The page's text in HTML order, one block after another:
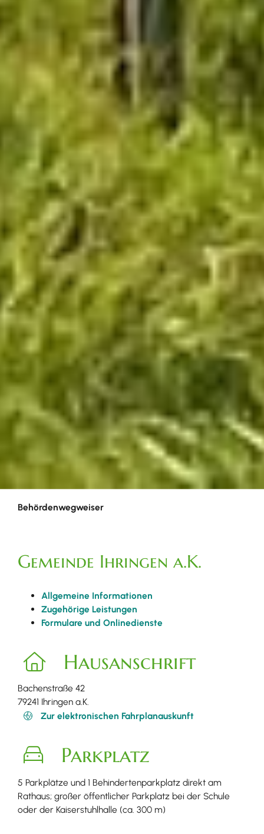
Behördenwegweiser
Gemeinde Ihringen a.K.
Allgemeine Informationen
Zugehörige Leistungen
Formulare und Onlinedienste
Hausanschrift
Bachenstraße 42
79241 Ihringen a.K.
Zur elektronischen Fahrplanauskunft
Parkplatz
5 Parkplätze und 1 Behindertenparkplatz direkt am
Rathaus; großer öffentlicher Parkplatz bei der Schule
oder der Kaiserstuhlhalle (ca. 300 m)